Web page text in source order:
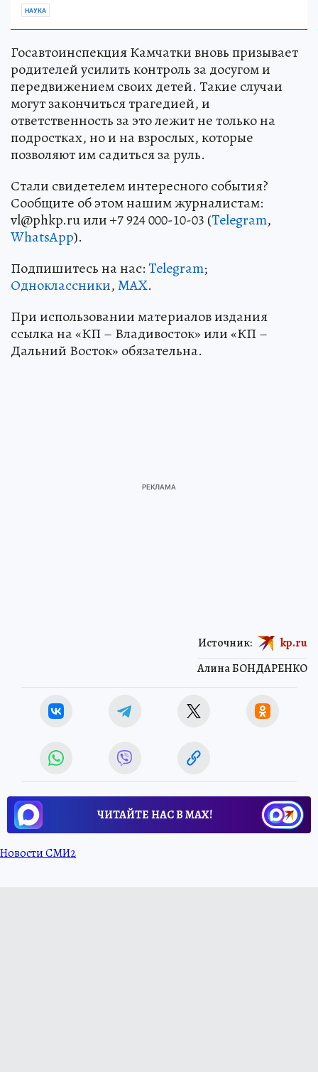
НАУКА
Госавтоинспекция Камчатки вновь призывает
родителей усилить контроль за досугом и
передвижением своих детей. Такие случаи
могут закончиться трагедией, и
ответственность за это лежит не только на
подростках, но и на взрослых, которые
позволяют им садиться за руль.
Стали свидетелем интересного события?
Сообщите об этом нашим журналистам:
vl@phkp.ru или +7 924 000-10-03 (Telegram,
WhatsApp).
Подпишитесь на нас:Telegram;
Одноклассники,MAX.
При использовании материалов издания
ссылка на «КП – Владивосток» или «КП –
Дальний Восток» обязательна.
Алина БОНДАРЕНКО
Источник: kp.ru
ЧИТАЙТЕ НАС В МАХ!
Новости СМИ2